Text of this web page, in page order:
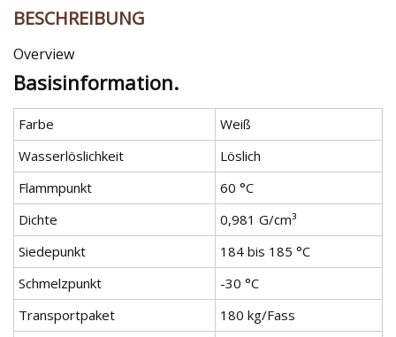
BESCHREIBUNG
Overview
Basisinformation.
Farbe
Weiß
Wasserlöslichkeit
Löslich
Flammpunkt
60 °C
Dichte
0,981 G/cm³
Siedepunkt
184 bis 185 °C
Schmelzpunkt
-30 °C
Transportpaket
180 kg/Fass